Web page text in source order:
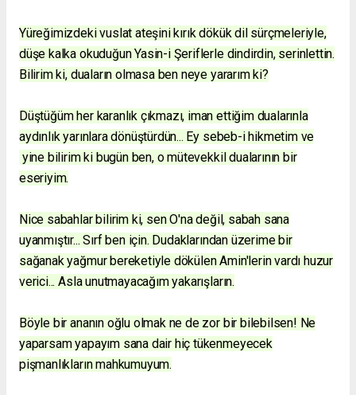
Yüreğimizdeki vuslat ateşini kırık dökük dil sürçmeleriyle,
düşe kalka okuduğun Yasin-i Şeriflerle dindirdin, serinlettin.
Bilirim ki, duaların olmasa ben neye yararım ki?
Düştüğüm her karanlık çıkmazı, iman ettiğim dualarınla
aydınlık yarınlara dönüştürdün... Ey sebeb-i hikmetim ve
yine bilirim ki bugün ben, o mütevekkil dualarının bir
eseriyim.
Nice sabahlar bilirim ki, sen O'na değil, sabah sana
uyanmıştır... Sırf ben için. Dudaklarından üzerime bir
sağanak yağmur bereketiyle dökülen Amin'lerin vardı huzur
verici... Asla unutmayacağım yakarışların.
Böyle bir ananın oğlu olmak ne de zor bir bilebilsen! Ne
yaparsam yapayım sana dair hiç tükenmeyecek
pişmanlıkların mahkumuyum.